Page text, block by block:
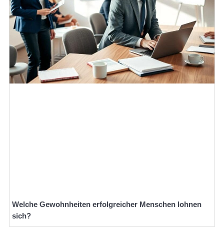
Welche Gewohnheiten erfolgreicher Menschen lohnen
sich?